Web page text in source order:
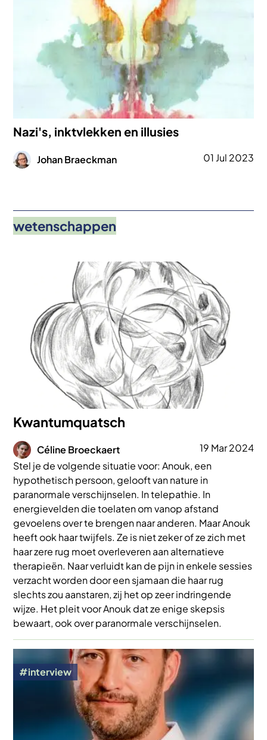
Nazi's, inktvlekken en illusies
AfbeeldingJohan Braeckman 01 Jul 2023
wetenschappen
Kwantumquatsch
Afbeelding
Céline Broeckaert
19 Mar 2024
Stel je de volgende situatie voor: Anouk, een
hypothetisch persoon, gelooft van nature in
paranormale verschijnselen. In telepathie. In
energievelden die toelaten om vanop afstand
gevoelens over te brengen naar anderen. Maar Anouk
heeft ook haar twijfels. Ze is niet zeker of ze zich met
haar zere rug moet overleveren aan alternatieve
therapieën. Naar verluidt kan de pijn in enkele sessies
verzacht worden door een sjamaan die haar rug
slechts zou aanstaren, zij het op zeer indringende
wijze. Het pleit voor Anouk dat ze enige skepsis
bewaart, ook over paranormale verschijnselen.
Afbeelding
interview